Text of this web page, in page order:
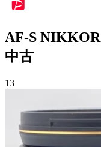
AF-S
中古
13